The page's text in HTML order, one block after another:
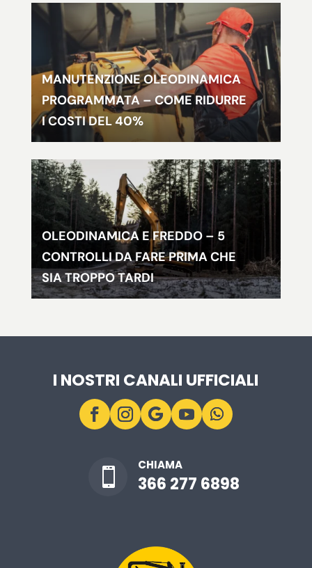
MANUTENZIONE OLEODINAMICA
PROGRAMMATA – COME RIDURRE
I COSTI DEL 40%
OLEODINAMICA E FREDDO – 5
CONTROLLI DA FARE PRIMA CHE
SIA TROPPO TARDI
I NOSTRI CANALI UFFICIALI

CHIAMA
366 277 6898